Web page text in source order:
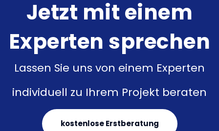
Jetzt mit einem
Experten sprechen
Lassen Sie uns von einem Experten
individuell zu Ihrem Projekt beraten
kostenlose Erstberatung